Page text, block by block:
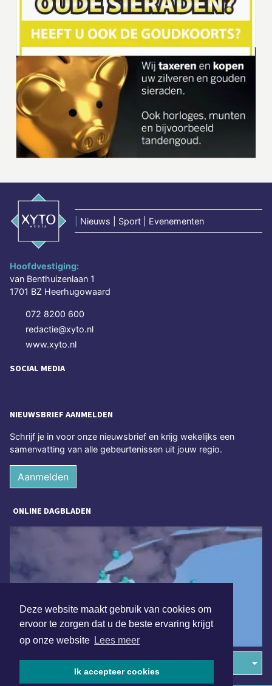
Deze website maakt gebruik van cookies om
ervoor te zorgen dat u de beste ervaring krijgt
op onze website Lees meer
Ik accepteer cookies
Nieuws | Sport | Evenementen
Hoofdvestiging:
van Benthuizenlaan 1
1701 BZ Heerhugowaard
072 8200 600
redactie@xyto.nl
www.xyto.nl
SOCIAL MEDIA
NIEUWSBRIEF AANMELDEN
Schrijf je in voor onze nieuwsbrief en krijg wekelijks een
samenvatting van alle gebeurtenissen uit jouw regio.
Aanmelden
ONLINE DAGBLADEN
Overige dagbladen in de regio